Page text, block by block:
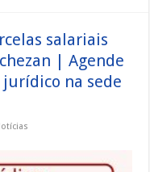
salariais
| Agende
na sede